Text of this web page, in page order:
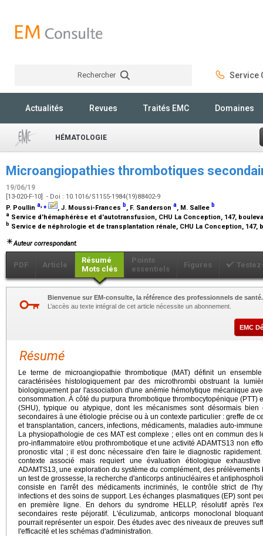
Rechercher Service
Actualités Revues Traités EMC Domaines
HÉMATOLOGIE
Microangiopathies thrombotiques
19/06/19
[13-020-F-10] - Doi : 10.1016/S1155-1984(19)88402-9
P. Poullin a,⁎ , J. Moussi-Frances b, F. Sanderson a, M. Sallee b
a Service d'hémaphérèse et d'autotransfusion, CHU La Conception, 147,
b Service de néphrologie et de transplantation rénale, CHU La Conception, 147,
Auteur correspondant.
PDF Article
Résumé
Mots clés
Points
essentiels
Figures
Bienvenue sur EM-consulte, la référence des professionnels de santé.
L’accès au texte intégral de cet article nécessite un abonnement.
EMC
Résumé
Le terme de microangiopathie thrombotique (MAT) définit un
caractérisées histologiquement par des microthrombi obstruant la
biologiquement par l'association d'une anémie hémolytique mécanique
consommation. À côté du purpura thrombotique thrombocytopénique (PTT)
(SHU), typique ou atypique, dont les mécanismes sont désormais
secondaires à une étiologie précise ou à un contexte particulier : greffe de
et transplantation, cancers, infections, médicaments, maladies auto-
La physiopathologie de ces MAT est complexe ; elles ont en commun des
pro-inflammatoire et/ou prothrombotique et une activité ADAMTS13 non
pronostic vital ; il est donc nécessaire d'en faire le diagnostic
contexte associé mais requiert une évaluation étiologique
ADAMTS13, une exploration du système du complément, des
un test de grossesse, la recherche d'anticorps antinucléaires et
consiste en l'arrêt des médicaments incriminés, le contrôle strict de
infections et des soins de support. Les échanges plasmatiques (EP) sont
en première ligne. En dehors du syndrome HELLP, résolutif après
secondaires reste péjoratif. L'éculizumab, anticorps monoclonal
pourrait représenter un espoir. Des études avec des niveaux de preuves
l'efficacité et les schémas d'administration.